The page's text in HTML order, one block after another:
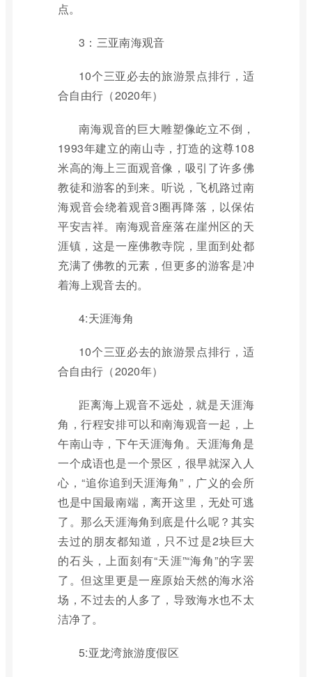
点。
3：三亚南海观音
10个三亚必去的旅游景点排行，适
合自由行（2020年）
南海观音的巨大雕塑像屹立不倒，
1993年建立的南山寺，打造的这尊108
米高的海上三面观音像，吸引了许多佛
教徒和游客的到来。听说，飞机路过南
海观音会绕着观音3圈再降落，以保佑
平安吉祥。南海观音座落在崖州区的天
涯镇，这是一座佛教寺院，里面到处都
充满了佛教的元素，但更多的游客是冲
着海上观音去的。
4:天涯海角
10个三亚必去的旅游景点排行，适
合自由行（2020年）
距离海上观音不远处，就是天涯海
角，行程安排可以和南海观音一起，上
午南山寺，下午天涯海角。天涯海角是
一个成语也是一个景区，很早就深入人
心，“追你追到天涯海角”，广义的会所
也是中国最南端，离开这里，无处可逃
了。那么天涯海角到底是什么呢？其实
去过的朋友都知道，只不过是2块巨大
的石头，上面刻有“天涯”“海角”的字罢
了。但这里更是一座原始天然的海水浴
场，不过去的人多了，导致海水也不太
洁净了。
5:亚龙湾旅游度假区